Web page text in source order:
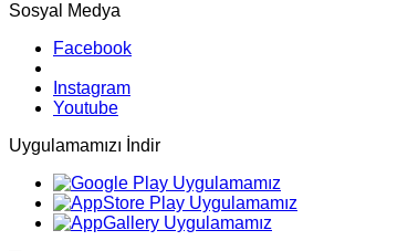
Sosyal Medya
Facebook
Instagram
Youtube
Uygulamamızı İndir